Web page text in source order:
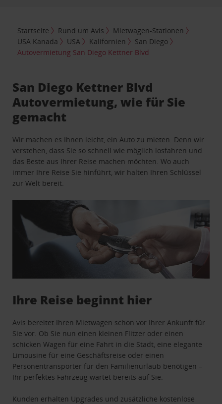
Startseite Rund um Avis
Mietwagen-Stationen
USA Kanada
USA Kalifornien
San Diego
Autovermietung San Diego Kettner Blvd
San Diego Kettner Blvd
Autovermietung, wie für Sie
gemacht
Wir machen es Ihnen leicht, ein Auto zu mieten. Denn wir
verstehen, dass Sie so schnell wie möglich losfahren und
das Beste aus Ihrer Reise machen möchten. Wo auch
immer Ihre Reise Sie hinführt, wir halten Ihren Schlüssel
zur Welt bereit.
Ihre Reise beginnt hier
Avis bereitet Ihren Mietwagen schon vor Ihrer Ankunft für
Sie vor. Ob Sie nun einen kleinen Flitzer oder einen
schicken Wagen für eine Fahrt in die Stadt, eine elegante
Limousine für eine Geschäftsreise oder einen
Personentransporter für den Familienurlaub benötigen –
Ihr perfektes Fahrzeug wartet bereits auf Sie.
Kunden erhalten Upgrades und zusätzliche kostenlose